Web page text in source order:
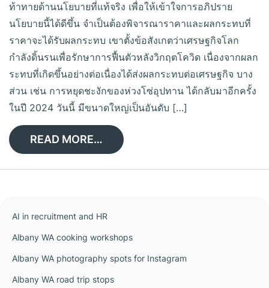
ท้าทายด้านนโยบายที่แท้จริง เพื่อให้เข้าใจการอภิปราย
นโยบายนี้ได้ดีขึ้น จำเป็นต้องพิจารณาราคาและผลกระทบที่
ราคาจะได้รับผลกระทบ เขาตั้งข้อสังเกตว่าเศรษฐกิจโลก
กำลังดิ้นรนเพื่อรักษาการฟื้นตัวหลังวิกฤตโควิด เนื่องจากผลก
ระทบที่เกิดขึ้นอย่างต่อเนื่องได้ส่งผลกระทบต่อเศรษฐกิจ บาง
ส่วน เช่น การหยุดชะงักของห่วงโซ่อุปทาน ได้กลับมาอีกครั้ง
ในปี 2024 วันนี้ มีขนาดใหญ่เป็นอันดับ […]
READ MORE…
AI in recruitment and HR
Albany WA cooking workshops
Albany WA photography spots for Instagram
Albany WA road trip stops